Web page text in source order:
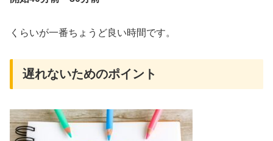
くらいが一番ちょうど良い時間です。
遅れないためのポイント